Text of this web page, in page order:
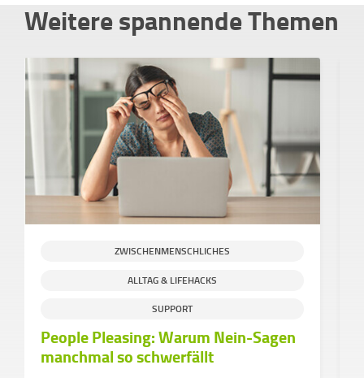
Weitere spannende Themen
ZWISCHENMENSCHLICHES
ALLTAG & LIFEHACKS
SUPPORT
People Pleasing: Warum Nein-Sagen
manchmal so schwerfällt